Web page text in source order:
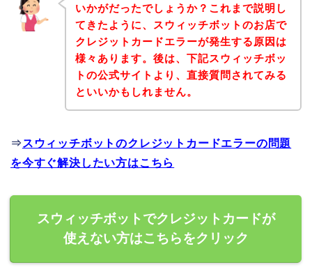
いかがだったでしょうか？これまで説明し
てきたように、スウィッチボットのお店で
クレジットカードエラーが発生する原因は
様々あります。後は、下記スウィッチボッ
トの公式サイトより、直接質問されてみる
といいかもしれません。
⇒ スウィッチボットのクレジットカードエラーの問題
を今すぐ解決したい方はこちら
スウィッチボットでクレジットカードが
使えない方はこちらをクリック